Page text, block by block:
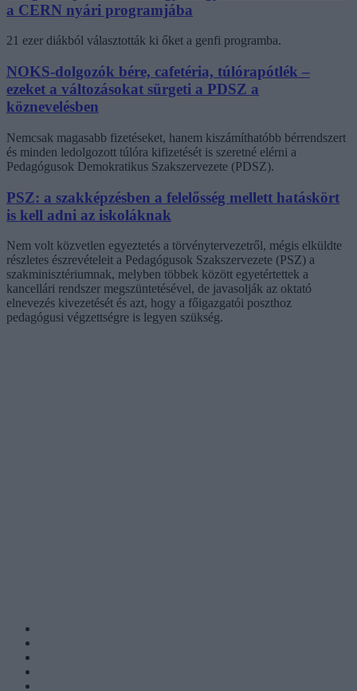
a CERN nyári programjába
21 ezer diákból választották ki őket a genfi programba.
NOKS-dolgozók bére, cafetéria, túlórapótlék –
ezeket a változásokat sürgeti a PDSZ a
köznevelésben
Nemcsak magasabb fizetéseket, hanem kiszámíthatóbb bérrendszert
és minden ledolgozott túlóra kifizetését is szeretné elérni a
Pedagógusok Demokratikus Szakszervezete (PDSZ).
PSZ: a szakképzésben a felelősség mellett hatáskört
is kell adni az iskoláknak
Nem volt közvetlen egyeztetés a törvénytervezetről, mégis elküldte
részletes észrevételeit a Pedagógusok Szakszervezete (PSZ) a
szakminisztériumnak, melyben többek között egyetértettek a
kancellári rendszer megszüntetésével, de javasolják az oktató
elnevezés kivezetését és azt, hogy a főigazgatói poszthoz
pedagógusi végzettségre is legyen szükség.